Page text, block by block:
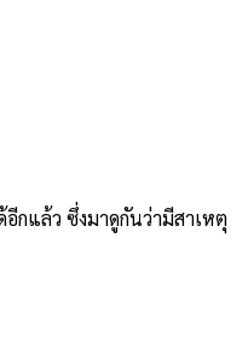
กแล้ว ซึ่งมาดูกันว่ามีสาเหตุ